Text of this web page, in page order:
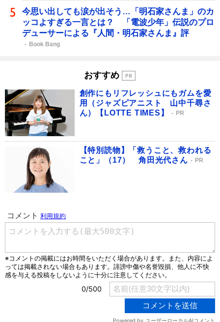
今思い出しても涙が出そう…「明石家さんま」のカ
ッコよすぎる一言とは？ 「電波少年」伝説のプロ
デューサーによる『人間・明石家さんま』評
Book Bang
おすすめ
創作にもリフレッシュにもガムを愛
用（ジャズピアニスト 山中千尋さ
ん）【LOTTE TIMES】
PR
【特別読物】「救うこと、救われる
こと」（17） 角田光代さん
PR